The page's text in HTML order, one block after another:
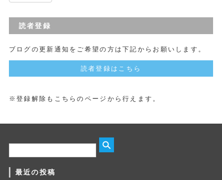
読者登録
ブログの更新通知をご希望の方は下記からお願いします。
読者登録はこちら
※登録解除もこちらのページから行えます。
最近の投稿